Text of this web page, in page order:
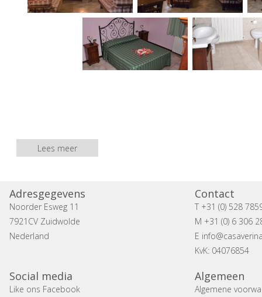
Lees meer
Adresgegevens
Noorder Esweg 11
7921CV Zuidwolde
Nederland
Contact
T +31 (0) 528
M +31 (0) 6 306
E
KvK: 04076854
Social media
Like ons Facebook
Algemeen
Algemene